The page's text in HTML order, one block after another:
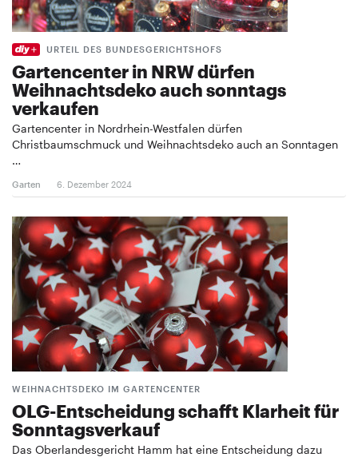
URTEIL DES BUNDESGERICHTSHOFS
Gartencenter in NRW dürfen
Weihnachtsdeko auch sonntags
verkaufen
Gartencenter in Nordrhein-Westfalen dürfen
Christbaumschmuck und Weihnachtsdeko auch an Sonntagen
…
Garten 6. Dezember 2024
WEIHNACHTSDEKO IM GARTENCENTER
OLG-Entscheidung schafft Klarheit für
Sonntagsverkauf
Das Oberlandesgericht Hamm hat eine Entscheidung dazu